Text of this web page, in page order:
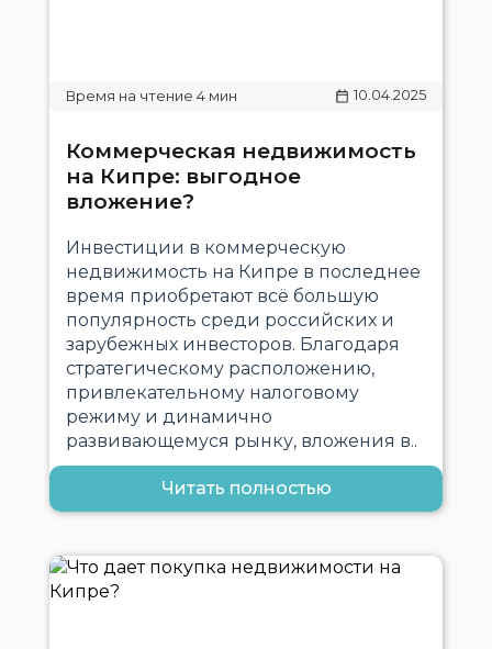
10.04.2025
Коммерческая недвижимость
на Кипре: выгодное
вложение?
Инвестиции в коммерческую
недвижимость на Кипре в последнее
время приобретают всё большую
популярность среди российских и
зарубежных инвесторов. Благодаря
стратегическому расположению,
привлекательному налоговому
режиму и динамично
развивающемуся рынку, вложения в..
Читать полностью